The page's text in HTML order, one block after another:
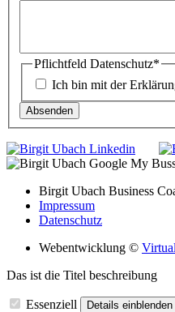
Pflichtfeld Datenschutz*
Absenden
Birgit Ubach Business
Impressum
Datenschutz
Webentwicklung ©
Das ist die Titel beschreibung
Essenziell Details einblenden